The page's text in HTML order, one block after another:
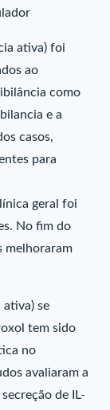
ativa) foi
ao
como
e a
casos,
para
geral foi
No fim do
melhoraram
ativa) se
tem sido
no
avaliaram a
de IL-